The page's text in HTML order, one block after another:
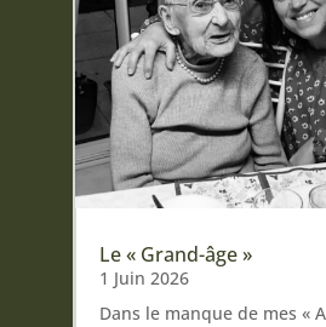
Le « Grand-âge »
1 Juin 2026
Dans le manque de mes «